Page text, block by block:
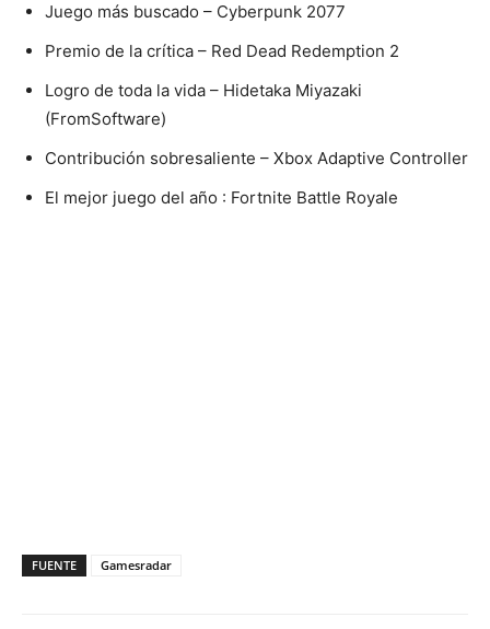
Juego más buscado – Cyberpunk 2077
Premio de la crítica – Red Dead Redemption 2
Logro de toda la vida – Hidetaka Miyazaki
(FromSoftware)
Contribución sobresaliente – Xbox Adaptive Controller
El mejor juego del año : Fortnite Battle Royale
FUENTE Gamesradar